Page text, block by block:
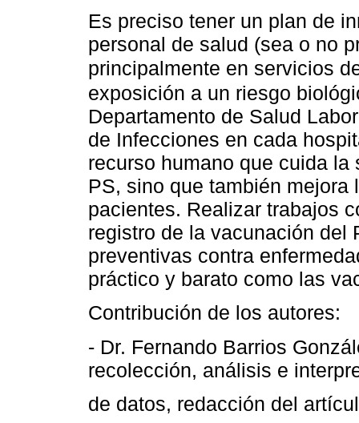
Es preciso tener un plan de
personal de salud (sea o no
principalmente en servicios
exposición a un riesgo
Departamento de Salud
de Infecciones en cada
recurso humano que cuida
PS, sino que también
pacientes. Realizar trabajos
registro de la vacunación del
preventivas contra
práctico y barato como las
Contribución de los autores:
- Dr. Fernando Barrios
recolección, análisis e
de datos, redacción del